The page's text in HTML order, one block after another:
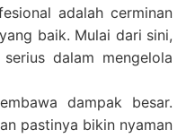
adalah cerminan
baik. Mulai dari sini,
dalam mengelola
dampak besar.
pastinya bikin nyaman